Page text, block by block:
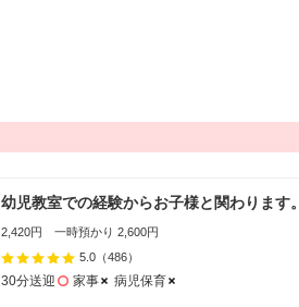
幼児教室での経験からお子様と関わります。
2,420円 一時預かり 2,600円
5.0 （486）
30分送迎 家事 病児保育